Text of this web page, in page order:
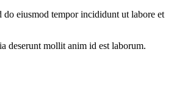
eiusmod tempor incididunt ut labore et
deserunt mollit anim id est laborum.